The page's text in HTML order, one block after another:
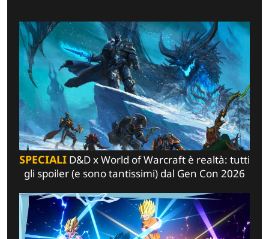
SPECIALI D&D x World of Warcraft è realtà: tutti
gli spoiler (e sono tantissimi) dal Gen Con 2026